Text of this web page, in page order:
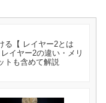
る【 レイヤー2とは
イヤー2の違い・メリ
トも含めて解説